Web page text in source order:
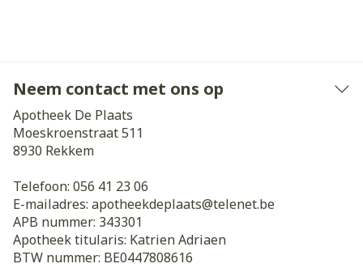
Neem contact met ons op
Apotheek De Plaats
Moeskroenstraat 511
8930 Rekkem
Telefoon: 056 41 23 06
E-mailadres: apotheekdeplaats@telenet.be
APB nummer: 343301
Apotheek titularis: Katrien Adriaen
BTW nummer: BE0447808616